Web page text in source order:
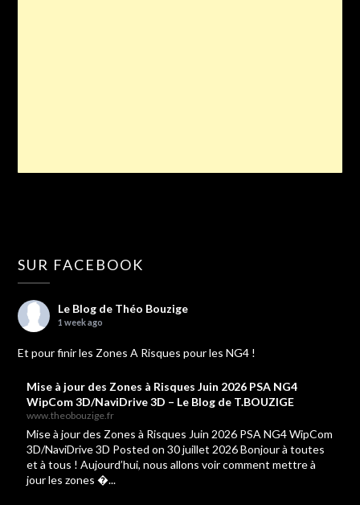
SUR FACEBOOK
Le Blog de Théo Bouzige
1 week ago
Et pour finir les Zones A Risques pour les NG4 !
Mise à jour des Zones à Risques Juin 2026 PSA NG4
WipCom 3D/NaviDrive 3D – Le Blog de T.BOUZIGE
www.theobouzige.fr
Mise à jour des Zones à Risques Juin 2026 PSA NG4 WipCom
3D/NaviDrive 3D Posted on 30 juillet 2026 Bonjour à toutes
et à tous ! Aujourd’hui, nous allons voir comment mettre à
jour les zones �...